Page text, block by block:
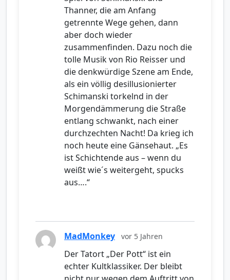
Thanner, die am Anfang
getrennte Wege gehen, dann
aber doch wieder
zusammenfinden. Dazu noch die
tolle Musik von Rio Reisser und
die denkwürdige Szene am Ende,
als ein völlig desillusionierter
Schimanski torkelnd in der
Morgendämmerung die Straße
entlang schwankt, nach einer
durchzechten Nacht! Da krieg ich
noch heute eine Gänsehaut. „Es
ist Schichtende aus – wenn du
weißt wie´s weitergeht, spucks
aus….“
MadMonkey vor 5 Jahren
Der Tatort „Der Pott“ ist ein
echter Kultklassiker. Der bleibt